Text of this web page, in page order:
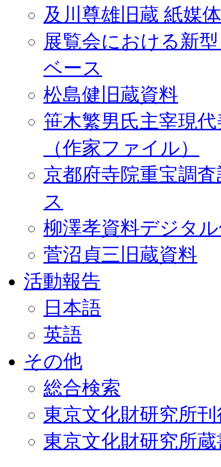
及川尊雄旧蔵 紙媒
展覧会における新
ベース
松島健旧蔵資料
笹木繁男氏主宰現
（作家ファイル）
京都府寺院重宝調
ス
柳澤孝資料デジタ
菅沼貞三旧蔵資料
活動報告
日本語
英語
その他
総合検索
東京文化財研究所
東京文化財研究所